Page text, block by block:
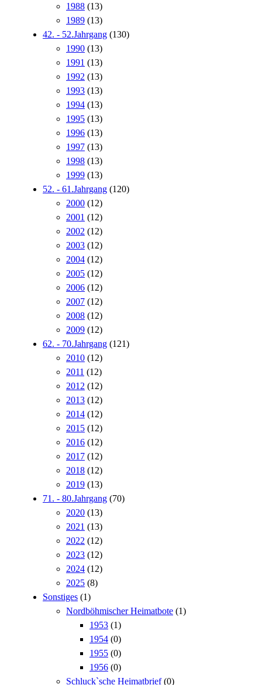
1988 (13)
1989 (13)
42. - 52.Jahrgang (130)
1990 (13)
1991 (13)
1992 (13)
1993 (13)
1994 (13)
1995 (13)
1996 (13)
1997 (13)
1998 (13)
1999 (13)
52. - 61.Jahrgang (120)
2000 (12)
2001 (12)
2002 (12)
2003 (12)
2004 (12)
2005 (12)
2006 (12)
2007 (12)
2008 (12)
2009 (12)
62. - 70.Jahrgang (121)
2010 (12)
2011 (12)
2012 (12)
2013 (12)
2014 (12)
2015 (12)
2016 (12)
2017 (12)
2018 (12)
2019 (13)
71. - 80.Jahrgang (70)
2020 (13)
2021 (13)
2022 (12)
2023 (12)
2024 (12)
2025 (8)
Sonstiges (1)
Nordböhmischer Heimatbote (1)
1953 (1)
1954 (0)
1955 (0)
1956 (0)
Schluck`sche Heimatbrief (0)